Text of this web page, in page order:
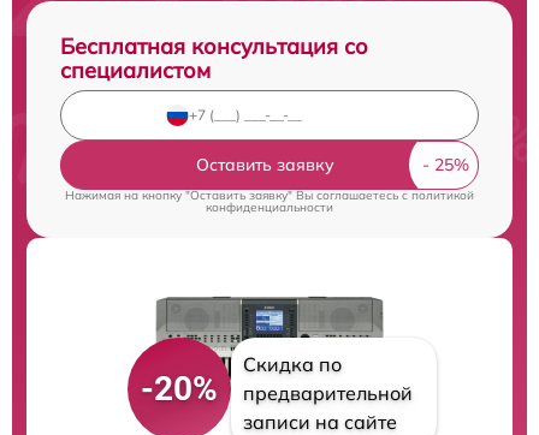
Бесплатная консультация со
специалистом
Оставить заявку
Нажимая на кнопку "Оставить заявку" Вы соглашаетесь cполитикой
конфиденциальности
-20%
Скидка по
предварительной
записи на сайте